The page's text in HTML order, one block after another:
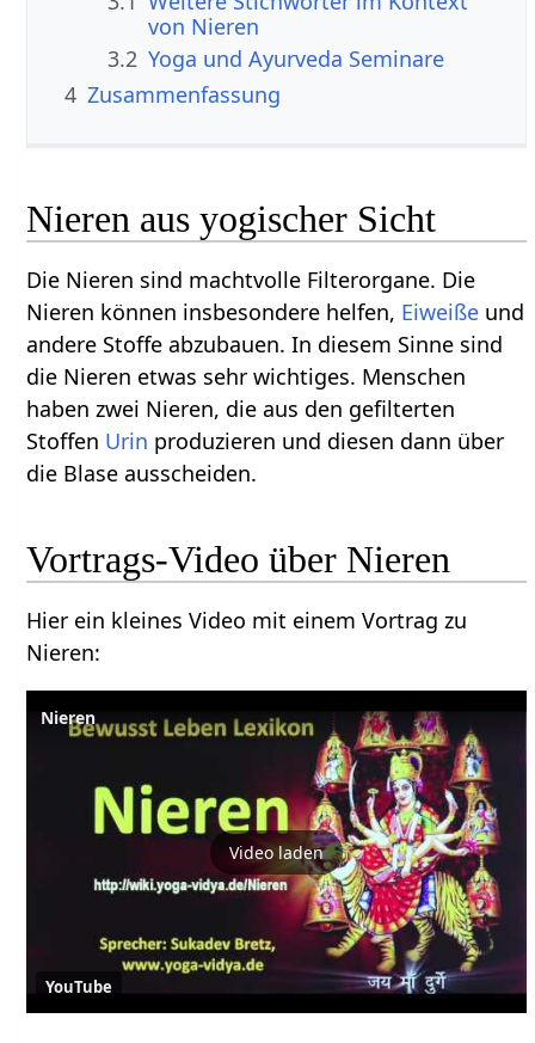
3.2 Yoga und Ayurveda Seminare
4 Zusammenfassung
Nieren aus yogischer Sicht
Die Nieren sind machtvolle Filterorgane. Die
Nieren können insbesondere helfen, Eiweiße und
andere Stoffe abzubauen. In diesem Sinne sind
die Nieren etwas sehr wichtiges. Menschen
haben zwei Nieren, die aus den gefilterten
Stoffen Urin produzieren und diesen dann über
die Blase ausscheiden.
Hier ein kleines Video mit einem Vortrag zu
Nieren‏‎:
Nieren
Video laden
YouTube